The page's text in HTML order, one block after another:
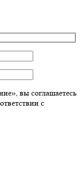
вы соглашаетесь
с